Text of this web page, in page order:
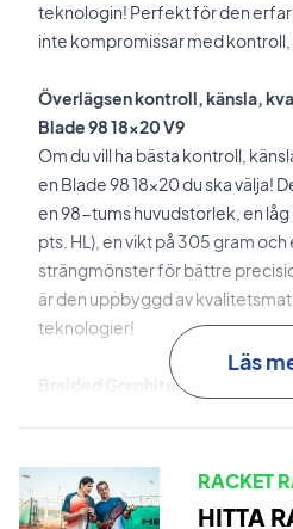
teknologin! Perfekt för den
inte kompromissar med
Överlägsen kontroll, känsla,
Blade 98 18x20 V9
Om du vill ha bästa kontroll,
en Blade 98 18x20 du ska välja!
en 98-tums huvudstorlek, en
pts. HL), en vikt på 305 gram
strängmönster för bättre
är den uppbyggd av
teknologier!
Braided Graphite + Basalt
är
bollkontakt.
Läs
RACKET
HITTA